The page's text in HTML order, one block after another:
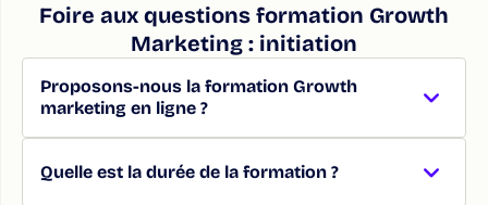
Foire aux questions formation Growth
Marketing : initiation
Proposons-nous la formation Growth
marketing en ligne ?
Quelle est la durée de la formation ?